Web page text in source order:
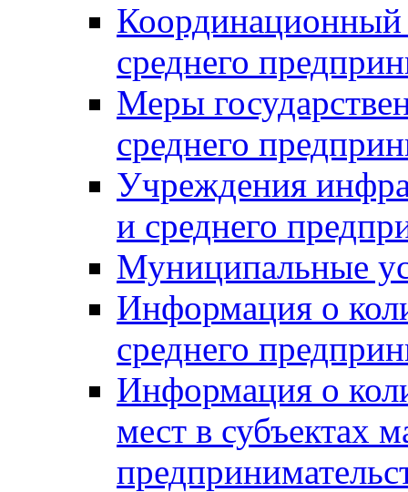
Координационный
среднего
Меры
среднего
Учреждения
и среднего
Муниципальные
Информация о
среднего
Информация о
мест в субъектах